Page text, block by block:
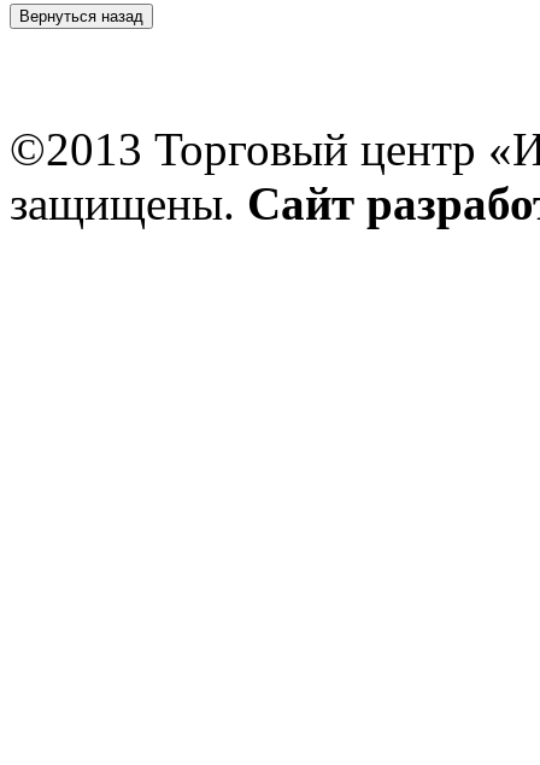
©2013 Торговый центр
защищены. Сайт